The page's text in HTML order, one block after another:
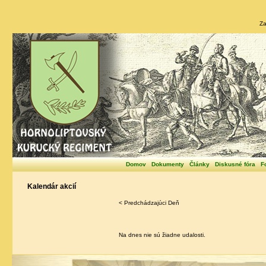
Domov Dokumenty Články Diskusné fóra
Kalendár akcií
< Predchádzajúci Deň
Na dnes nie sú žiadne udalosti.